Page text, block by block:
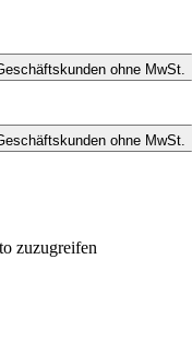
ohne MwSt.
ohne MwSt.
zuzugreifen